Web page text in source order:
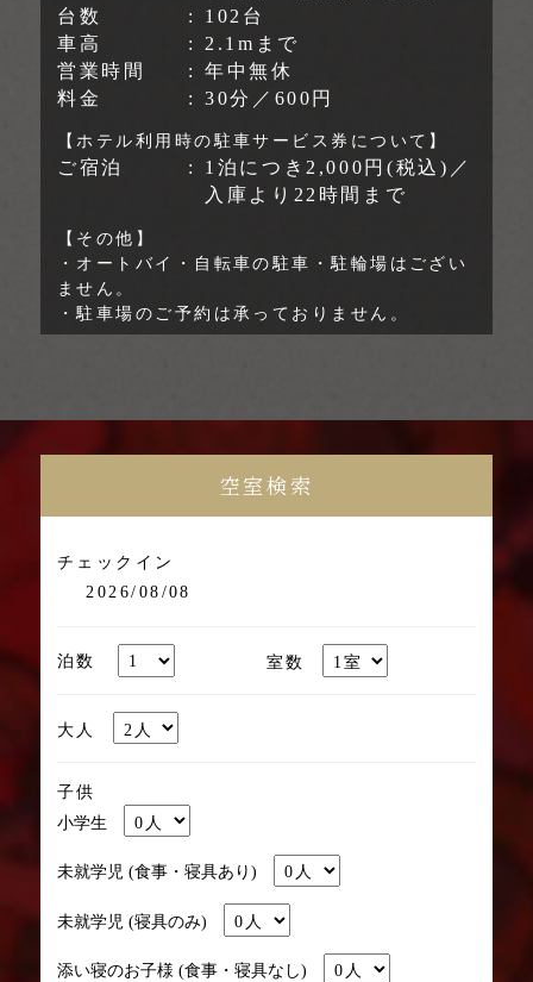
台数
102台
車高
2.1mまで
営業時間
年中無休
料金
30分／600円
【ホテル利用時の駐車サービス券について】
ご宿泊
1泊につき2,000円(税込)／
入庫より22時間まで
【その他】
・オートバイ・自転車の駐車・駐輪場はござい
ません。
・駐車場のご予約は承っておりません。
空室検索
チェックイン
2026/08/08
泊数 室数
大人
子供
小学生
未就学児 (食事・寝具あり)
未就学児 (寝具のみ)
添い寝のお子様 (食事・寝具なし)